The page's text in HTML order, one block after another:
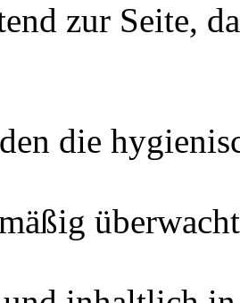
zur Seite,
die